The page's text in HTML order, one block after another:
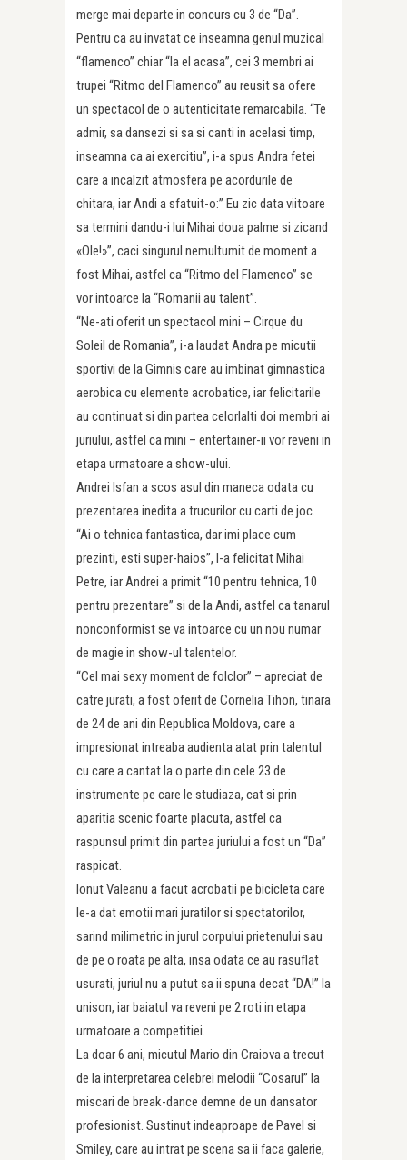
merge mai departe in concurs cu 3 de “Da”.
Pentru ca au invatat ce inseamna genul muzical
“flamenco” chiar “la el acasa”, cei 3 membri ai
trupei “Ritmo del Flamenco” au reusit sa ofere
un spectacol de o autenticitate remarcabila. “Te
admir, sa dansezi si sa si canti in acelasi timp,
inseamna ca ai exercitiu”, i-a spus Andra fetei
care a incalzit atmosfera pe acordurile de
chitara, iar Andi a sfatuit-o:” Eu zic data viitoare
sa termini dandu-i lui Mihai doua palme si zicand
«Ole!»”, caci singurul nemultumit de moment a
fost Mihai, astfel ca “Ritmo del Flamenco” se
vor intoarce la “Romanii au talent”.
“Ne-ati oferit un spectacol mini – Cirque du
Soleil de Romania”, i-a laudat Andra pe micutii
sportivi de la Gimnis care au imbinat gimnastica
aerobica cu elemente acrobatice, iar felicitarile
au continuat si din partea celorlalti doi membri ai
juriului, astfel ca mini – entertainer-ii vor reveni in
etapa urmatoare a show-ului.
Andrei Isfan a scos asul din maneca odata cu
prezentarea inedita a trucurilor cu carti de joc.
“Ai o tehnica fantastica, dar imi place cum
prezinti, esti super-haios”, l-a felicitat Mihai
Petre, iar Andrei a primit “10 pentru tehnica, 10
pentru prezentare” si de la Andi, astfel ca tanarul
nonconformist se va intoarce cu un nou numar
de magie in show-ul talentelor.
“Cel mai sexy moment de folclor” – apreciat de
catre jurati, a fost oferit de Cornelia Tihon, tinara
de 24 de ani din Republica Moldova, care a
impresionat intreaba audienta atat prin talentul
cu care a cantat la o parte din cele 23 de
instrumente pe care le studiaza, cat si prin
aparitia scenic foarte placuta, astfel ca
raspunsul primit din partea juriului a fost un “Da”
raspicat.
Ionut Valeanu a facut acrobatii pe bicicleta care
le-a dat emotii mari juratilor si spectatorilor,
sarind milimetric in jurul corpului prietenului sau
de pe o roata pe alta, insa odata ce au rasuflat
usurati, juriul nu a putut sa ii spuna decat “DA!” la
unison, iar baiatul va reveni pe 2 roti in etapa
urmatoare a competitiei.
La doar 6 ani, micutul Mario din Craiova a trecut
de la interpretarea celebrei melodii “Cosarul” la
miscari de break-dance demne de un dansator
profesionist. Sustinut indeaproape de Pavel si
Smiley, care au intrat pe scena sa ii faca galerie,